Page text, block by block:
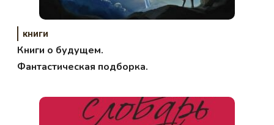
книги
Книги о будущем.
Фантастическая подборка.